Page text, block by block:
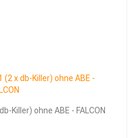
Killer) ohne ABE - FALCON